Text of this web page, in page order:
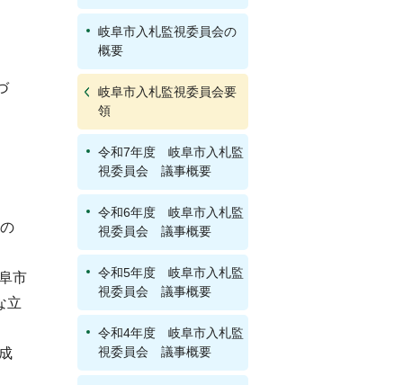
市
立
岐阜市入札監視委員会の
概要
岐阜市入札監視委員会要
領
令和7年度 岐阜市入札監
視委員会 議事概要
令和6年度 岐阜市入札監
視委員会 議事概要
令和5年度 岐阜市入札監
視委員会 議事概要
令和4年度 岐阜市入札監
視委員会 議事概要